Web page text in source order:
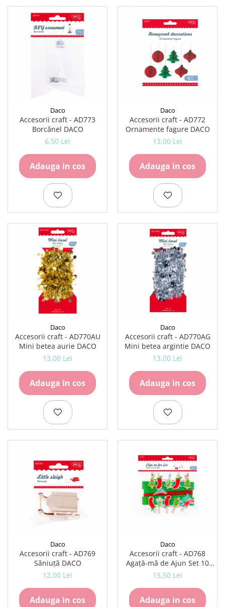
Daco
Accesorii craft - AD773
Borcănel DACO
6,50 Lei
Adauga in cos
Daco
Accesorii craft - AD772
Ornamente fagure DACO
13,00 Lei
Adauga in cos
Daco
Accesorii craft - AD770AU
Mini betea aurie DACO
13,00 Lei
Adauga in cos
Daco
Accesorii craft - AD770AG
Mini betea argintie DACO
13,00 Lei
Adauga in cos
Daco
Accesorii craft - AD769
Săniuță DACO
12,00 Lei
Adauga in cos
Daco
Accesorii craft - AD768
Agață-mă de Ajun Set 10
DACO
15,50 Lei
Adauga in cos